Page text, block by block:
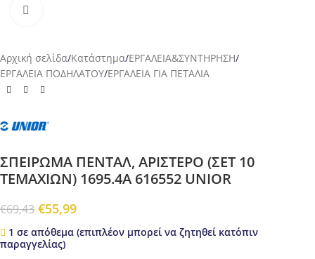
Αρχική σελίδα/Κατάστημα/ΕΡΓΑΛΕΙΑ&ΣΥΝΤΗΡΗΣΗ/
ΕΡΓΑΛΕΙΑ ΠΟΔΗΛΑΤΟΥ/ΕΡΓΑΛΕΙΑ ΓΙΑ ΠΕΤΑΛΙΑ
ΣΠΕΙΡΩΜΑ ΠΕΝΤΑΛ, ΑΡΙΣΤΕΡΟ (ΣΕΤ 10
ΤΕΜΑΧΙΩΝ) 1695.4A 616552 UNIOR
€69,43 €55,99
1 σε απόθεμα (επιπλέον μπορεί να ζητηθεί κατόπιν
παραγγελίας)